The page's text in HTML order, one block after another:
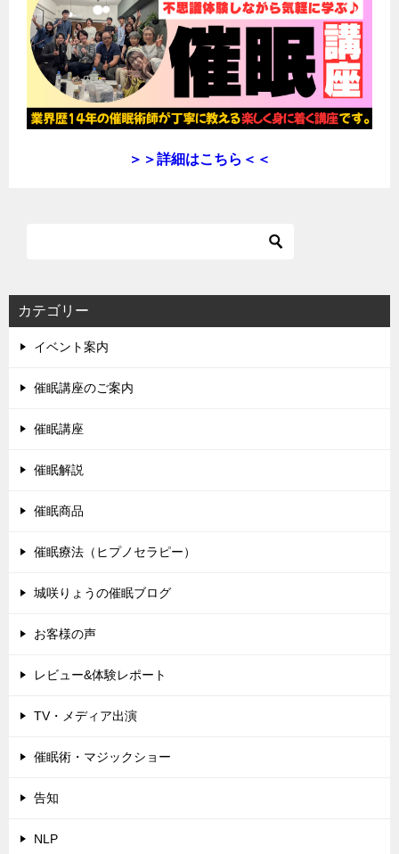
＞＞詳細はこちら＜＜
カテゴリー
イベント案内
催眠講座のご案内
催眠講座
催眠解説
催眠商品
催眠療法（ヒプノセラピー）
城咲りょうの催眠ブログ
お客様の声
レビュー&体験レポート
TV・メディア出演
催眠術・マジックショー
告知
NLP